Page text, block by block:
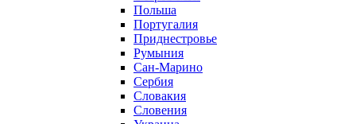
Польша
Португалия
Приднестровье
Румыния
Сан-Марино
Сербия
Словакия
Словения